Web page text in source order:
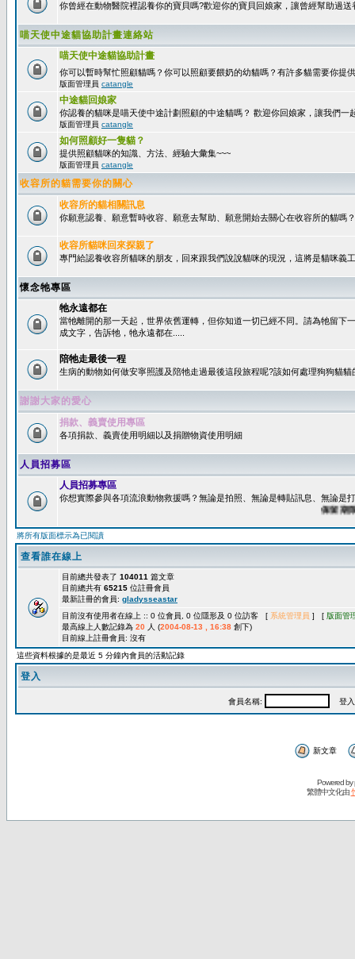
你曾經在動物醫院裡認養你的寶貝嗎?歡迎你的寶貝回娘家，讓曾經幫助過
喵天使中途貓協助計畫連絡站
喵天使中途貓協助計畫
你可以暫時幫忙照顧貓嗎？你可以照顧要餵奶的幼貓嗎？有許多貓需要你提
版面管理員 catangle
中途貓回娘家
你認養的貓咪是喵天使中途計劃照顧的中途貓嗎？ 歡迎你回娘家，讓我們一
版面管理員 catangle
如何照顧好一隻貓？
提供照顧貓咪的知識、方法、經驗大彙集~~~
版面管理員 catangle
收容所的貓需要你的關心
收容所的貓相關訊息
你願意認養、願意暫時收容、願意去幫助、願意開始去關心在收容所的貓嗎？
收容所貓咪回來探親了
專門給認養收容所貓咪的朋友，回來跟我們說說貓咪的現況，這將是貓咪義
懷念牠專區
牠永遠都在
當牠離開的那一天起，世界依舊運轉，但你知道一切已經不同。請為牠留下
成文字，告訴牠，牠永遠都在.....
陪牠走最後一程
生病的動物如何做安寧照護及陪牠走過最後這段旅程呢?該如何處理狗狗貓貓
謝謝大家的愛心
捐款、義賣使用專區
各項捐款、義賣使用明細以及捐贈物資使用明細
人員招募區
人員招募專區
你想實際參與各項流浪動物救援嗎？無論是拍照、無論是轉貼訊息、無論是
保留期限：
將所有版面標示為已閱讀
查看誰在線上
目前總共發表了 104011 篇文章
目前總共有 65215 位註冊會員
最新註冊的會員: gladysseastar
目前沒有使用者在線上 :: 0 位會員, 0 位隱形及 0 位訪客 [ 系統管理員 ] [ 版面管
最高線上人數記錄為 20 人 (2004-08-13 , 16:38 創下)
目前線上註冊會員: 沒有
這些資料根據的是最近 5 分鐘內會員的活動記錄
登入
會員名稱: 登入
新文章
Powered by
繁體中文化由